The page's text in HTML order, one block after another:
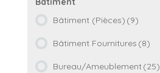
Bâtiment (Pièces) (9)
Bâtiment Fournitures (8)
Bureau/Ameublement (25)